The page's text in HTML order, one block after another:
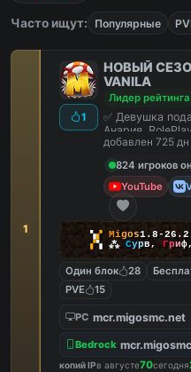
Часто ищут: Популярные
1
1
НОВЫЙ
VANILA
Лидер рейтинга
✅ Девушка
Анария,
добавлен 725 дн
824 игроков
YouTube
▚▞ Migos1.8-
▞▚ ⁂ Сурв, Гриф
Один блок 28
PVE
15
PC mcr.migosmc.net
Bedrock
копий IPв августе70сегодня